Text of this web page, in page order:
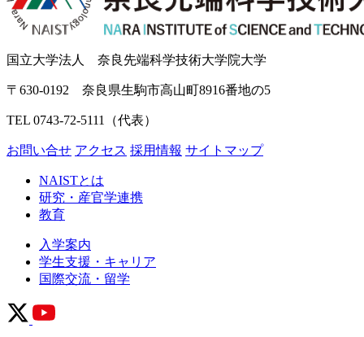
国立大学法人 奈良先端科学技術大学院大学
〒630-0192 奈良県生駒市高山町8916番地の5
TEL 0743-72-5111（代表）
お問い合せ アクセス 採用情報 サイトマップ
NAISTとは
研究・産官学連携
教育
入学案内
学生支援・キャリア
国際交流・留学